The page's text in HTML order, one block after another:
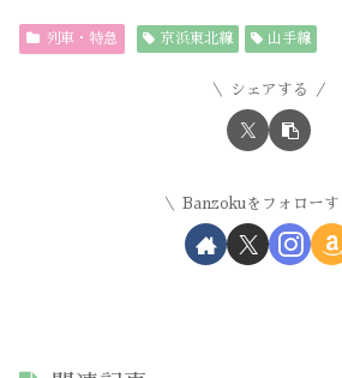
列車・特急 京浜東北線 山手線
シェアする
Banzokuをフォローす